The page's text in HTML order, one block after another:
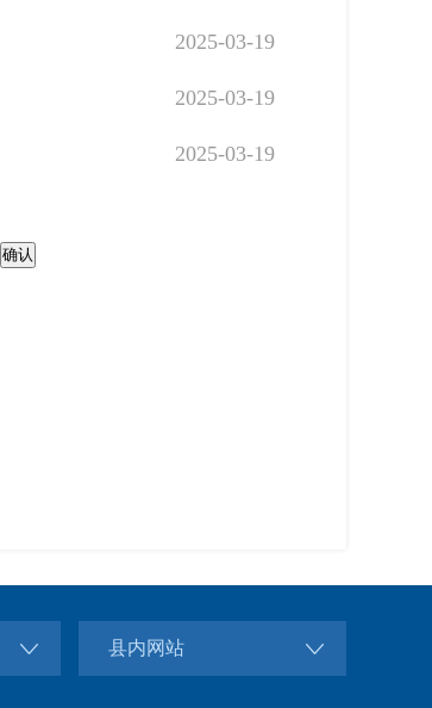
2025-03-19
2025-03-19
2025-03-19
县内网站